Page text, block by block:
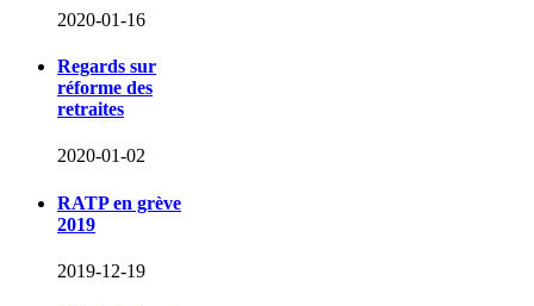
2020-01-16
Regards sur
réforme des
retraites
2020-01-02
RATP en grève
2019
2019-12-19